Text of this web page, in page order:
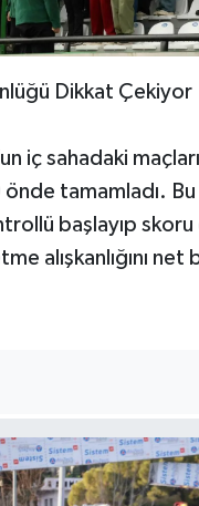
Dikkat Çekiyor
iç sahadaki
önde tamamladı. Bu
başlayıp skoru
alışkanlığını